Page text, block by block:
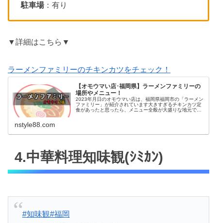
駐車場：有り
▼詳細はこちら▼
ラーメンファミリーのチキンカツをチェック！
【オモウマい店･福岡県】ラーメンファミリーの
場所やメニュー！
2023年月日のオモウマい店は、福岡県福岡市の「ラーメン
ファミリー」が紹介されています大きすぎるチキンカツ定
食があったと思ったら、メニュー全般が大盛りな地元では
nstyle88.com
4.中華料理知味観(ｼﾐｶﾝ)
#知味観#福岡